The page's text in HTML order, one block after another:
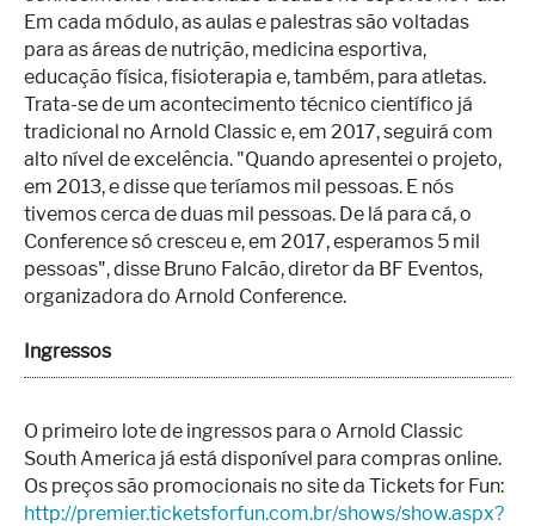
Em cada módulo, as aulas e palestras são voltadas
para as áreas de nutrição, medicina esportiva,
educação física, fisioterapia e, também, para atletas.
Trata-se de um acontecimento técnico científico já
tradicional no Arnold Classic e, em 2017, seguirá com
alto nível de excelência. "Quando apresentei o projeto,
em 2013, e disse que teríamos mil pessoas. E nós
tivemos cerca de duas mil pessoas. De lá para cá, o
Conference só cresceu e, em 2017, esperamos 5 mil
pessoas", disse Bruno Falcão, diretor da BF Eventos,
organizadora do Arnold Conference.
Ingressos
O primeiro lote de ingressos para o Arnold Classic
South America já está disponível para compras online.
Os preços são promocionais no site da Tickets for Fun:
http://premier.ticketsforfun.com.br/shows/show.aspx?